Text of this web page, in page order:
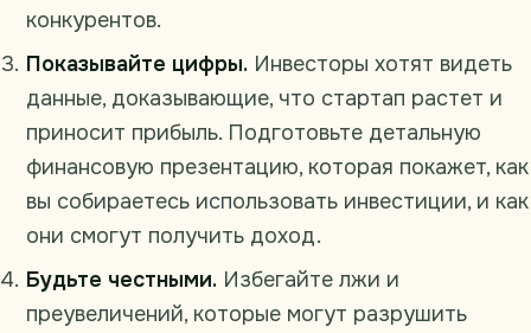
конкурентов.
Показывайте цифры. Инвесторы хотят видеть
данные, доказывающие, что стартап растет и
приносит прибыль. Подготовьте детальную
финансовую презентацию, которая покажет, как
вы собираетесь использовать инвестиции, и как
они смогут получить доход.
Будьте честными. Избегайте лжи и
преувеличений, которые могут разрушить